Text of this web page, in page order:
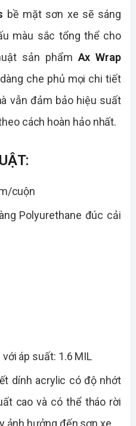
bề mặt sơn xe sẽ sáng
màu sắc tổng thể cho
sản phẩm Ax Wrap
che phủ mọi chi tiết
vẫn đảm bảo hiệu suất
cách hoàn hảo nhất.
cuộn
Polyurethane đúc cải
áp suất: 1.6 MIL
dính acrylic có độ nhớt
cao và có thể tháo rời
ảnh hưởng đến sơn xe.